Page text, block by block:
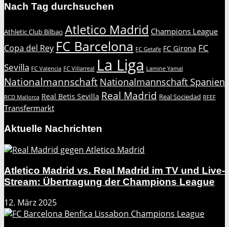
Nach Tag durchsuchen
Athletic Club Bilbao Atletico Madrid Champions League
Copa del Rey FC Barcelona FC Getafe FC Girona FC
Sevilla FC Valencia FC Villarreal La Liga Lamine Yamal
Nationalmannschaft Nationalmannschaft Spanien
RCD Mallorca Real Betis Sevilla Real Madrid Real Sociedad RFEF
Transfermarkt
Aktuelle Nachrichten
Atletico Madrid vs. Real Madrid im TV und Live-
Stream: Übertragung der Champions League
12. März 2025